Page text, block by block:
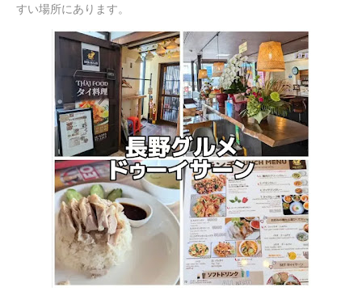
すい場所にあります。